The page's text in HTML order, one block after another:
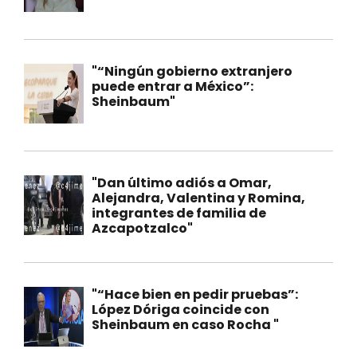
"“Ningún gobierno extranjero
puede entrar a México”:
Sheinbaum"
"Dan último adiós a Omar,
Alejandra, Valentina y Romina,
integrantes de familia de
Azcapotzalco"
"“Hace bien en pedir pruebas”:
López Dóriga coincide con
Sheinbaum en caso Rocha "